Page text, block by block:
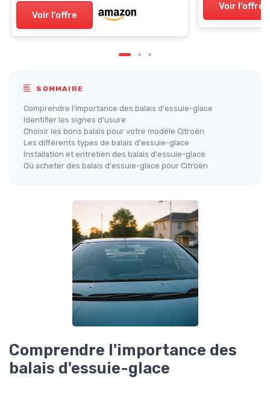
Voir l'offre
Voir l'offre
SOMMAIRE
Comprendre l'importance des balais d'essuie-glace
Identifier les signes d'usure
Choisir les bons balais pour votre modèle Citroën
Les différents types de balais d'essuie-glace
Installation et entretien des balais d'essuie-glace
Où acheter des balais d'essuie-glace pour Citroën
Comprendre l'importance des
balais d'essuie-glace